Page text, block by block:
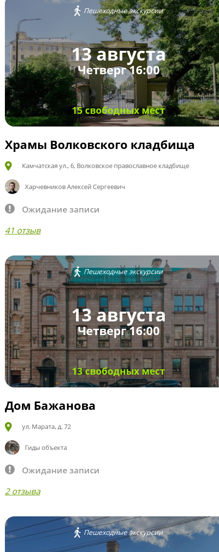
Пешеходные экскурсии
13 августа
Четверг 16:00
15 свободных мест
Храмы Волковского кладбища
Камчатская ул., 6, Волковское православное кладбище
Харчевников Алексей Сергеевич
Ожидание записи
41 отзыв
Пешеходные экскурсии
13 августа
Четверг 16:00
13 свободных мест
Дом Бажанова
ул. Марата, д. 72
Гиды объекта
Ожидание записи
2 отзыва
Пешеходные экскурсии